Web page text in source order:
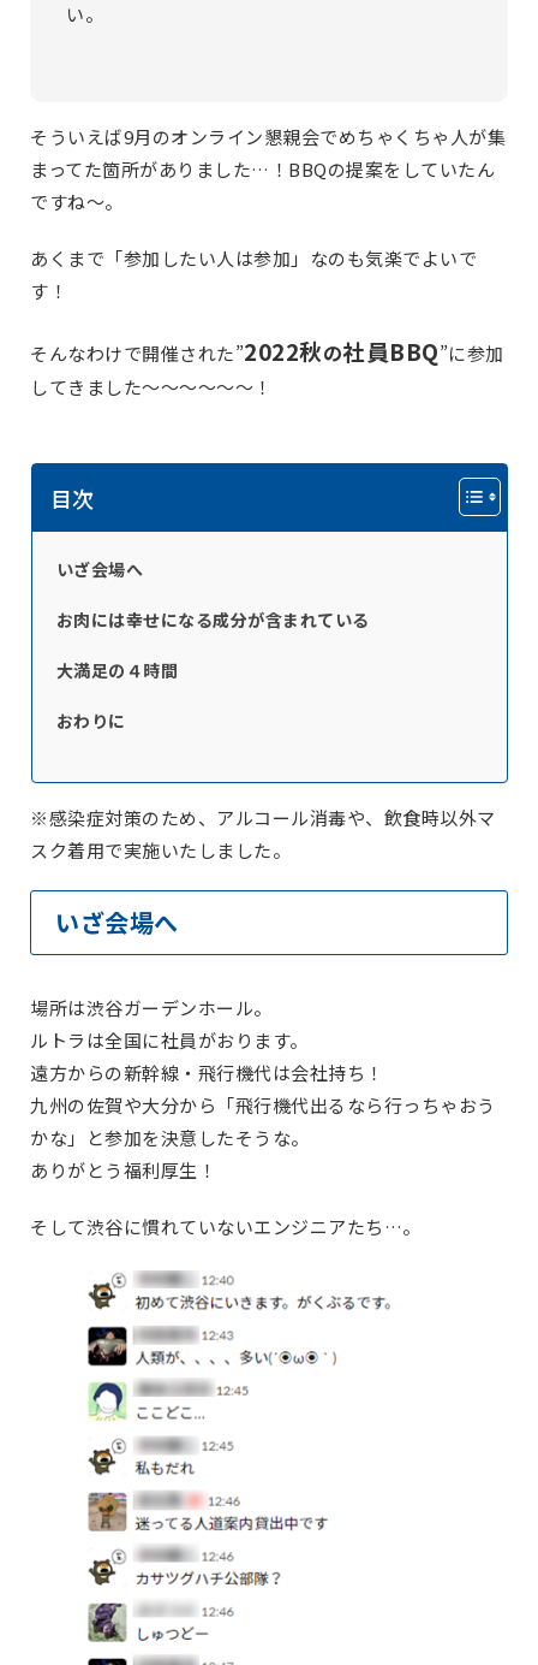
い。
そういえば9月のオンライン懇親会でめちゃくちゃ人が集
まってた箇所がありました…！BBQの提案をしていたん
ですね～。
あくまで「参加したい人は参加」なのも気楽でよいで
す！
そんなわけで開催された”2022秋の社員BBQ”に参加
してきました～～～～～～！
目次
いざ会場へ
お肉には幸せになる成分が含まれている
大満足の４時間
おわりに
※感染症対策のため、アルコール消毒や、飲食時以外マ
スク着用で実施いたしました。
いざ会場へ
場所は渋谷ガーデンホール。
ルトラは全国に社員がおります。
遠方からの新幹線・飛行機代は会社持ち！
九州の佐賀や大分から「飛行機代出るなら行っちゃおう
かな」と参加を決意したそうな。
ありがとう福利厚生！
そして渋谷に慣れていないエンジニアたち…。